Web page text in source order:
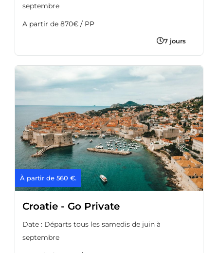
septembre
A partir de 870€ / PP
7 jours
À partir de 560 €.
Croatie - Go Private
Date : Départs tous les samedis de juin à
septembre